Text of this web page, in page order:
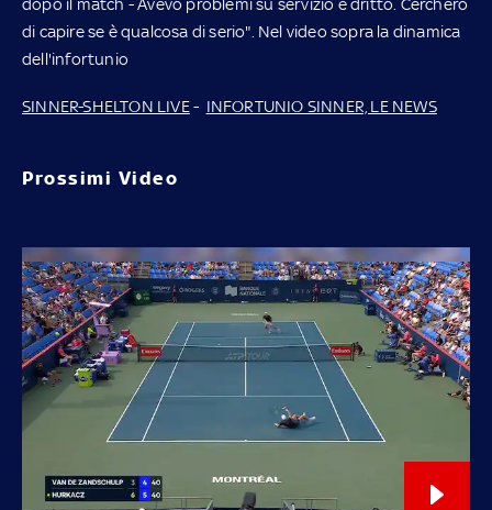
di capire se è qualcosa di serio". Nel video sopra la dinamica
dell'infortunio
SINNER-SHELTON LIVE- INFORTUNIO SINNER, LE NEWS
Prossimi Video